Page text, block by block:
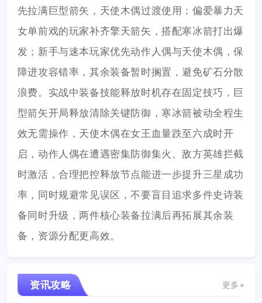
先拉满巨型箭矢，天使木偶过渡使用；偏爱暴力天
女单前戏的玩家补齐擎天箭矢，搭配寒冰箭打出爆
发；新手与速本玩家优先动作人偶与天使木偶，保
障进攻容错率，其余装备暂时搁置，避免矿石分散
浪费。实战中装备技能释放时机存在固定技巧，巨
型箭矢开局释放清除关键防御，寒冰箭被动全程生
效无需操作，天使木偶在女王血量跌至六成时开
启，动作人偶在遭遇密集防御集火、敌方英雄拦截
时激活，合理把控释放节点能进一步提升三星成功
率，同时规避常见误区，不要盲目追求多件史诗装
备同时升级，两件核心装备拉满后再拓展其余装
备，资源分配更高效。
资讯攻略 更多+